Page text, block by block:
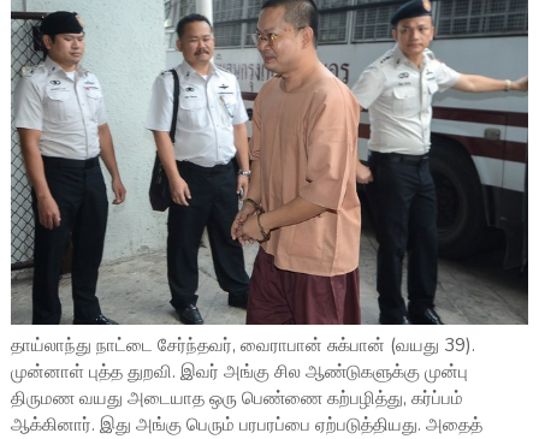
தாய்லாந்து நாட்டை சேர்ந்தவர், வைராபான் சுக்பான் (வயது 39).
முன்னாள் புத்த துறவி. இவர் அங்கு சில ஆண்டுகளுக்கு முன்பு
திருமண வயது அடையாத ஒரு பெண்ணை கற்பழித்து, கர்ப்பம்
ஆக்கினார். இது அங்கு பெரும் பரபரப்பை ஏற்படுத்தியது. அதைத்